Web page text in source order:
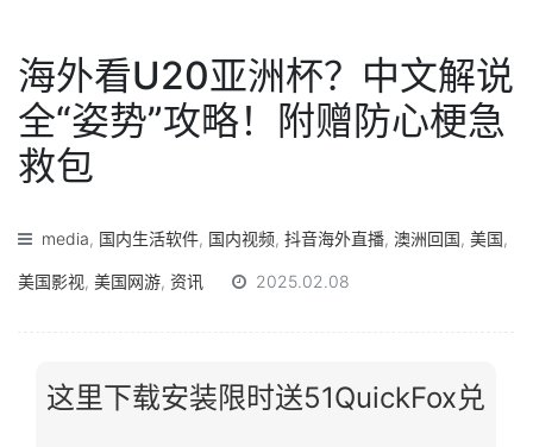
海外看U20亚洲杯？中文解说
全“姿势”攻略！附赠防心梗急
救包
media, 国内生活软件, 国内视频, 抖音海外直播, 澳洲回国, 美国,
美国影视, 美国网游, 资讯 2025.02.08
这里下载安装限时送51QuickFox兑